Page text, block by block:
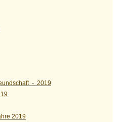
- 2019
2019